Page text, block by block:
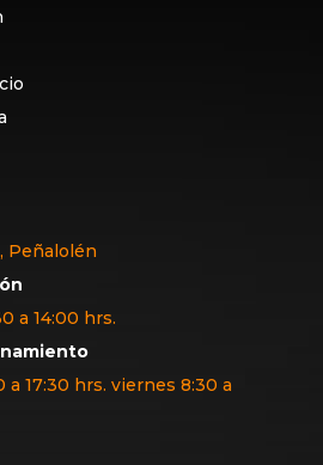
Peñalolén
a 14:00 hrs.
a 17:30 hrs. viernes 8:30 a